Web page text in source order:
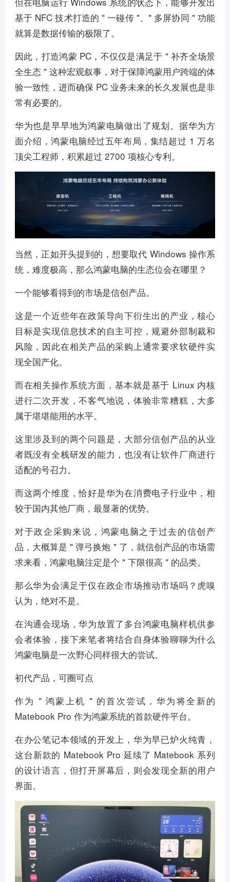
基于 NFC 技术打造的 " 一碰传 "、" 多屏协同 " 功能
就算是数据传输的极限了。
因此，打造鸿蒙 PC，不仅仅是满足于 " 补齐全场景
全生态 " 这种宏观叙事，对于保障鸿蒙用户跨端的体
验一致性，进而确保 PC 业务未来的长久发展也是非
常有必要的。
华为也是早早地为鸿蒙电脑做出了规划。据华为方
面介绍，鸿蒙电脑经过五年布局，集结超过 1 万名
顶尖工程师，积累超过 2700 项核心专利。
当然，正如开头提到的，想要取代 Windows 操作系
统，难度极高，那么鸿蒙电脑的生态位会在哪里？
一个能够看得到的市场是信创产品。
这是一个近些年在政策导向下衍生出的产业，核心
目标是实现信息技术的自主可控，规避外部制裁和
风险，因此在相关产品的采购上通常要求软硬件实
现全国产化。
而在相关操作系统方面，基本就是基于 Linux 内核
进行二次开发，不客气地说，体验非常糟糕，大多
属于堪堪能用的水平。
这里涉及到的两个问题是，大部分信创产品的从业
者既没有全栈研发的能力，也没有让软件厂商进行
适配的号召力。
而这两个维度，恰好是华为在消费电子行业中，相
较于国内其他厂商，最显著的优势。
对于政企采购来说，鸿蒙电脑之于过去的信创产
品，大概算是 " 弹弓换炮 " 了，就信创产品的市场需
求来看，鸿蒙电脑注定是个 " 下限很高 " 的品类。
那么华为会满足于仅在政企市场推动市场吗？虎嗅
认为，绝对不是。
在沟通会现场，华为放置了多台鸿蒙电脑样机供参
会者体验，接下来笔者将结合自身体验聊聊为什么
鸿蒙电脑是一次野心同样很大的尝试。
初代产品，可圈可点
作为 " 鸿蒙上机 " 的首次尝试，华为将全新的
Matebook Pro 作为鸿蒙系统的首款硬件平台。
在办公笔记本领域的开发上，华为早已炉火纯青，
这台新款的 Matebook Pro 延续了 Matebook 系列
的设计语言，但打开屏幕后，则会发现全新的用户
界面。